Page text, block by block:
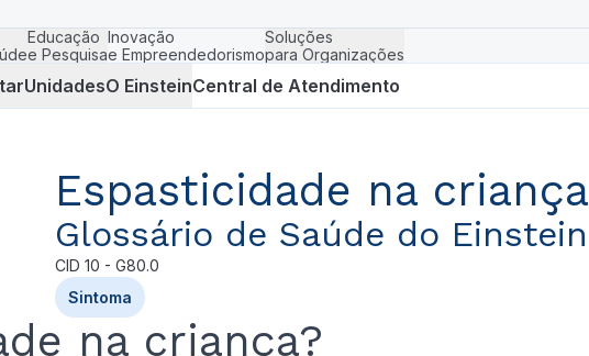
Educação
e Pesquisa
Inovação
e Empreendedorismo
Soluções
para Organizações
UnidadesO EinsteinCentral de Atendimento
Espasticidade na criança
Glossário de Saúde do Einstein
CID 10 - G80.0
Sintoma
na criança?